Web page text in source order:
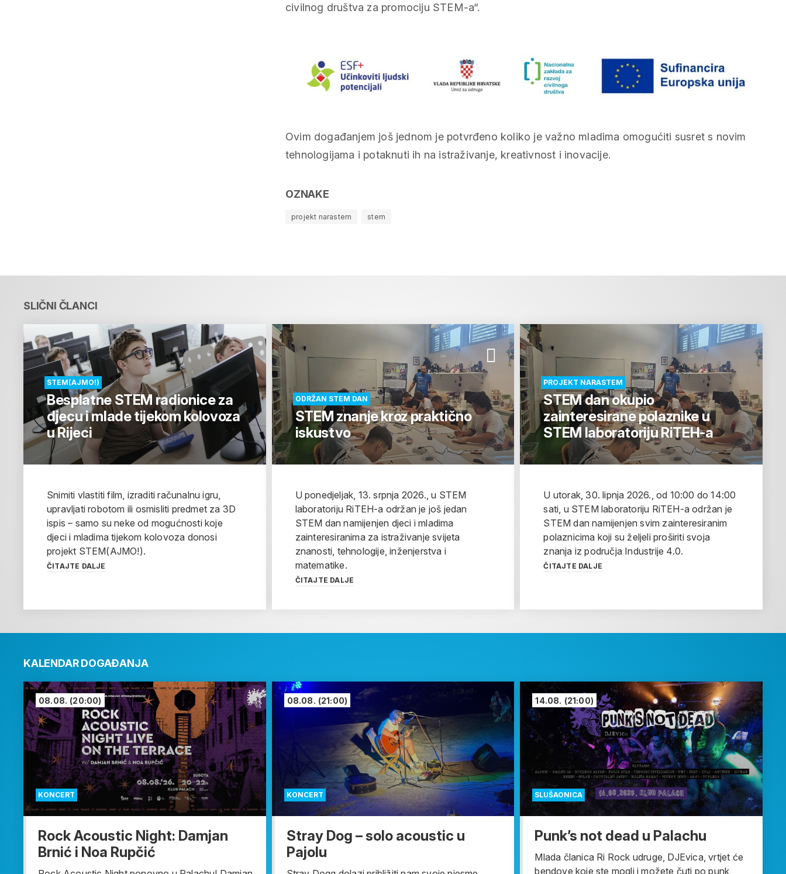
civilnog društva za promociju STEM-a“.
Ovim događanjem još jednom je potvrđeno koliko je važno mladima omogućiti susret s novim
tehnologijama i potaknuti ih na istraživanje, kreativnost i inovacije.
OZNAKE
projekt narastem stem
SLIČNI ČLANCI
STEM(AJMO!)
Besplatne STEM radionice za
djecu i mlade tijekom kolovoza
u Rijeci
Snimiti vlastiti film, izraditi računalnu igru,
upravljati robotom ili osmisliti predmet za 3D
ispis – samo su neke od mogućnosti koje
djeci i mladima tijekom kolovoza donosi
projekt STEM(AJMO!).
ČITAJTE DALJE
ODRŽAN STEM DAN
STEM znanje kroz praktično
iskustvo
U ponedjeljak, 13. srpnja 2026., u STEM
laboratoriju RiTEH-a održan je još jedan
STEM dan namijenjen djeci i mladima
zainteresiranima za istraživanje svijeta
znanosti, tehnologije, inženjerstva i
matematike.
ČITAJTE DALJE
PROJEKT NARASTEM
STEM dan okupio
zainteresirane polaznike u
STEM laboratoriju RiTEH-a
U utorak, 30. lipnja 2026., od 10:00 do 14:00
sati, u STEM laboratoriju RiTEH-a održan je
STEM dan namijenjen svim zainteresiranim
polaznicima koji su željeli proširiti svoja
znanja iz područja Industrije 4.0.
ČITAJTE DALJE
KALENDAR DOGAĐANJA
KONCERT
08.08. (20:00)
Rock Acoustic Night: Damjan
Brnić i Noa Rupčić
KONCERT
08.08. (21:00)
Stray Dog – solo acoustic u
Pajolu
SLUŠAONICA
14.08. (21:00)
Punk’s not dead u Palachu
Mlada članica Ri Rock udruge, DJEvica, vrtjet će
bendove koje ste mogli i možete čuti po punk